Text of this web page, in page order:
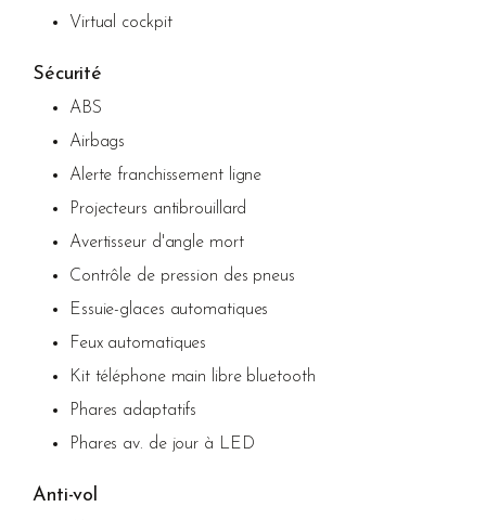
Virtual cockpit
Sécurité
ABS
Airbags
Alerte franchissement ligne
Projecteurs antibrouillard
Avertisseur d'angle mort
Contrôle de pression des pneus
Essuie-glaces automatiques
Feux automatiques
Kit téléphone main libre bluetooth
Phares adaptatifs
Phares av. de jour à LED
Anti-vol